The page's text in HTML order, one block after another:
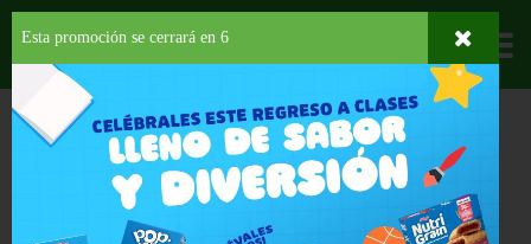
Departamentos
ERROR
¡Lo Sentimos!
Esta promoción se cerrará en 6